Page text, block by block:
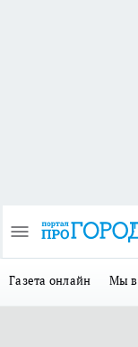
Газета онлайн Мы в